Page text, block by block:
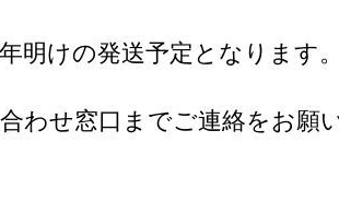
明けの発送予定となります。
せ窓口までご連絡をお願